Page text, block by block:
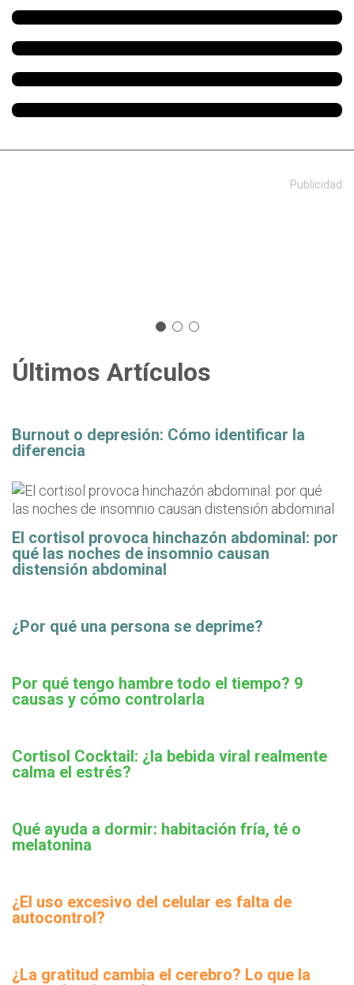
Publicidad
Últimos Artículos
Burnout o depresión: Cómo identificar la
diferencia
El cortisol provoca hinchazón abdominal: por
qué las noches de insomnio causan
distensión abdominal
¿Por qué una persona se deprime?
Por qué tengo hambre todo el tiempo? 9
causas y cómo controlarla
Cortisol Cocktail: ¿la bebida viral realmente
calma el estrés?
Qué ayuda a dormir: habitación fría, té o
melatonina
¿El uso excesivo del celular es falta de
autocontrol?
¿La gratitud cambia el cerebro? Lo que la